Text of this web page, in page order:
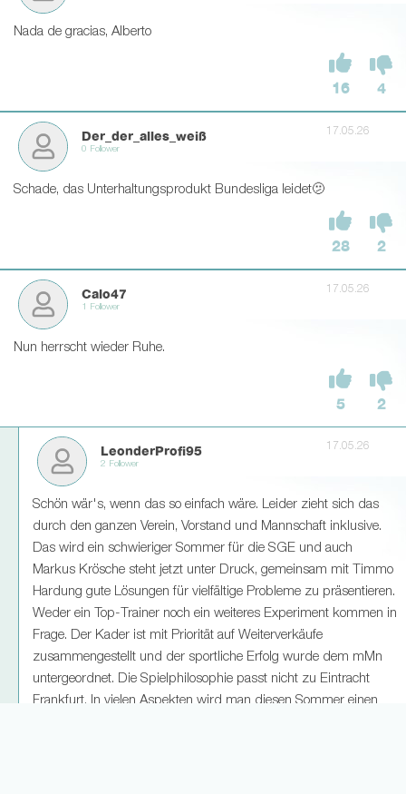
Nada de gracias, Alberto
16 4
Der_der_alles_weiß
0 Follower
17.05.26
Schade, das Unterhaltungsprodukt Bundesliga leidet🫤
28 2
Calo47
1 Follower
17.05.26
Nun herrscht wieder Ruhe.
5 2
LeonderProfi95
2 Follower
17.05.26
Schön wär's, wenn das so einfach wäre. Leider zieht sich das
durch den ganzen Verein, Vorstand und Mannschaft inklusive.
Das wird ein schwieriger Sommer für die SGE und auch
Markus Krösche steht jetzt unter Druck, gemeinsam mit Timmo
Hardung gute Lösungen für vielfältige Probleme zu präsentieren.
Weder ein Top-Trainer noch ein weiteres Experiment kommen in
Frage. Der Kader ist mit Priorität auf Weiterverkäufe
zusammengestellt und der sportliche Erfolg wurde dem mMn
untergeordnet. Die Spielphilosophie passt nicht zu Eintracht
Frankfurt. In vielen Aspekten wird man diesen Sommer einen